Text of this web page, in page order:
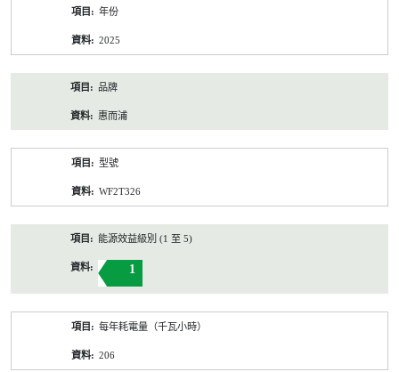
年份
2025
品牌
惠而浦
型號
WF2T326
能源效益級別 (1 至 5)
1
每年耗電量（千瓦小時）
206